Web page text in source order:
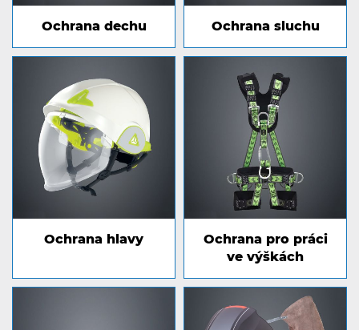
Ochrana dechu Ochrana sluchu
Ochrana hlavy
Ochrana pro práci
ve výškách